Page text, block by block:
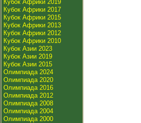
Кубок Африки 2019
Кубок Африки 2017
Кубок Африки 2015
Кубок Африки 2013
Кубок Африки 2012
Кубок Африки 2010
Кубок Азии 2023
Кубок Азии 2019
Кубок Азии 2015
Олимпиада 2024
Олимпиада 2020
Олимпиада 2016
Олимпиада 2012
Олимпиада 2008
Олимпиада 2004
Олимпиада 2000